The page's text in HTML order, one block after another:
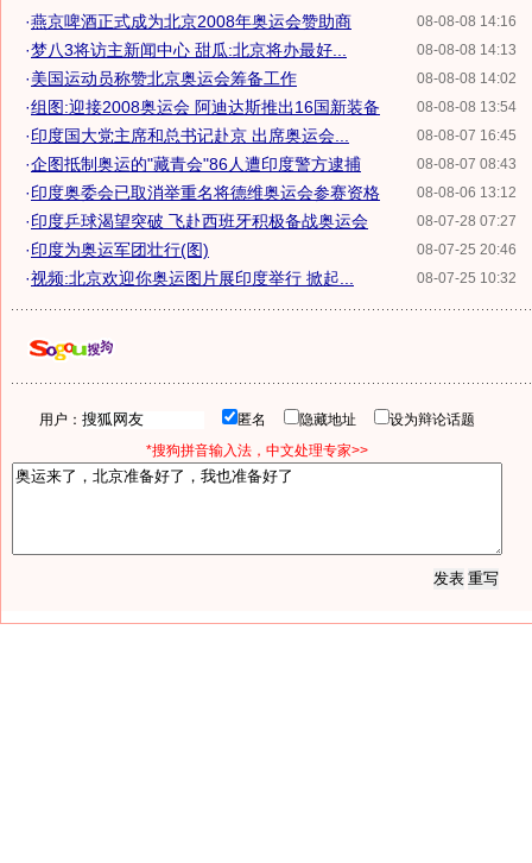
08-08-08 14:16
·燕京啤酒正式成为北京2008年奥运会赞助商
08-08-08 14:13
·梦八3将访主新闻中心 甜瓜:北京将办最好...
08-08-08 14:02
·美国运动员称赞北京奥运会筹备工作
08-08-08 13:54
·组图:迎接2008奥运会 阿迪达斯推出16国新装备
08-08-07 16:45
·印度国大党主席和总书记赴京 出席奥运会...
08-08-07 08:43
·企图抵制奥运的"藏青会"86人遭印度警方逮捕
08-08-06 13:12
·印度奥委会已取消举重名将德维奥运会参赛资格
08-07-28 07:27
·印度乒球渴望突破 飞赴西班牙积极备战奥运会
08-07-25 20:46
·印度为奥运军团壮行(图)
08-07-25 10:32
·视频:北京欢迎你奥运图片展印度举行 掀起...
用户： 匿名 隐藏地址
设为辩论话题
*搜狗拼音输入法，中文处理专家>>